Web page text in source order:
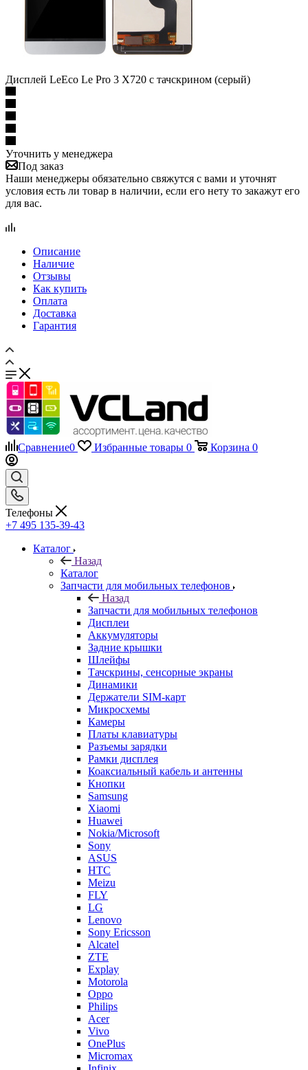
Дисплей LeEco Le Pro 3 X720 с тачскрином (серый)
Уточнить у менеджера
Под заказ
Наши менеджеры обязательно свяжутся с вами и уточнят
условия есть ли товар в наличии, если его нету то закажут его
для вас.
Описание
Наличие
Отзывы
Как купить
Оплата
Доставка
Гарантия
Сравнение0 Избранные товары 0 Корзина 0
Телефоны
+7 495 135-39-43
Каталог
Назад
Каталог
Запчасти для мобильных телефонов
Назад
Запчасти для мобильных телефонов
Дисплеи
Аккумуляторы
Задние крышки
Шлейфы
Тачскрины, сенсорные экраны
Динамики
Держатели SIM-карт
Микросхемы
Камеры
Платы клавиатуры
Разъемы зарядки
Рамки дисплея
Коаксиальный кабель и антенны
Кнопки
Samsung
Xiaomi
Huawei
Nokia/Microsoft
Sony
ASUS
HTC
Meizu
FLY
LG
Lenovo
Sony Ericsson
Alcatel
ZTE
Explay
Motorola
Oppo
Philips
Acer
Vivo
OnePlus
Micromax